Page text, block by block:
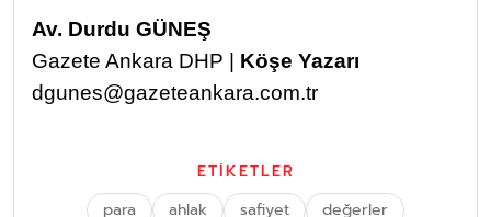
Av. Durdu GÜNEŞ
Gazete Ankara DHP | Köşe Yazarı
dgunes@gazeteankara.com.tr
ETİKETLER
para
ahlak safiyet
değerler